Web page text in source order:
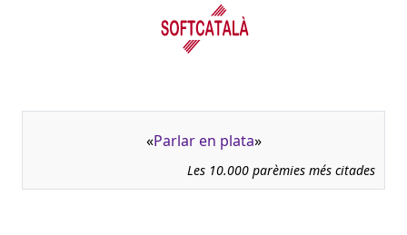
«Parlar en plata»
Les 10.000 parèmies més citades